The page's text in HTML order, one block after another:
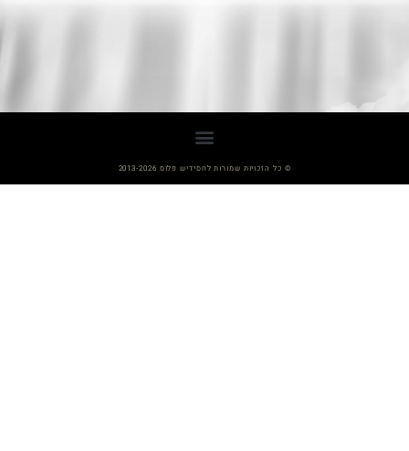
© כל הזכויות שמורות לחסידיש פלוס 2013-2026